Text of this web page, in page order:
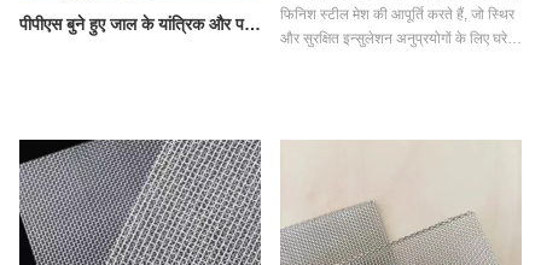
पीपीएस बुने हुए जाल के यांत्रिक और पर्यावरणीय प्रदर्शन परीक्षण मापदंड
फिनिश स्टील मेश की आपूर्ति करते हैं, जो स्थिर
और सुरक्षित इन्सुलेशन अनुप्रयोगों के लिए घरेलू